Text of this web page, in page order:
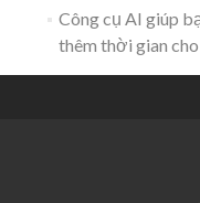
Công cụ AI giúp
thêm thời gian